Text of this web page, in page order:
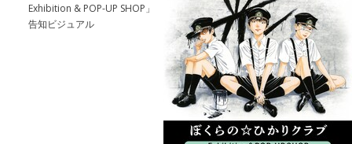
Exhibition & POP-UP SHOP」
告知ビジュアル